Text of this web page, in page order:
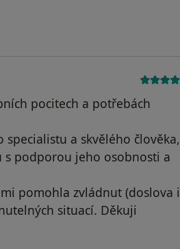
pocitech a potřebách
a skvělého člověka,
podporou jeho osobnosti a
pomohla zvládnut (doslova i
situací. Děkuji